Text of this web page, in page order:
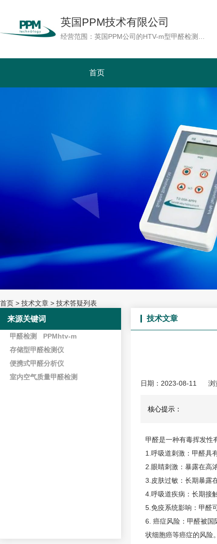
英国PPM技术有限公司
首页
首页 > 技术文章 > 技术答疑列表
来源关键词
甲醛检测
PPMhtv-m
存储型甲醛检测仪
便携式甲醛分析仪
室内空气质量甲醛检测
技术文章
日期：2023-08-11 浏
核心提示：
甲醛是一种有毒挥发性
1.呼吸道刺激：甲醛具
2.眼睛刺激：暴露在高
3.皮肤过敏：长期暴露
4.呼吸道疾病：长期接
5.免疫系统影响：甲醛
6. 癌症风险：甲醛被国
状细胞癌等癌症的风险